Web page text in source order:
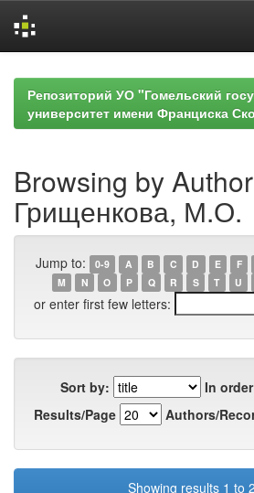
navigationРепозиторий УО "Гомельский
университет имени Франциска
Browsing by Author
Грищенкова, М.О.
Jump to: 0-9 A B C D E F
M
N O P Q R S T U
or enter first few letters:
Sort by:
In
Results/Page
Authors/
Showing results 1 to